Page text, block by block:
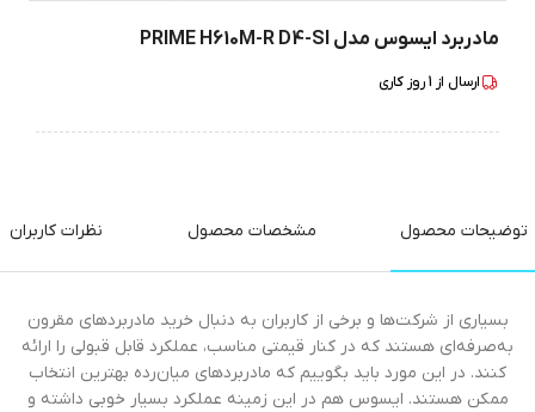
مادربرد ایسوس مدل PRIME H610M-R D4-SI
ارسال از 1روز کاری
توضیحات محصول مشخصات محصول نظرات کاربران
بسیاری از شرکت‌ها و برخی از کاربران به دنبال خرید مادربرد‌های مقرون
به‌صرفه‌ای هستند که در کنار قیمتی مناسب، عملکرد قابل قبولی را ارائه
کنند. در این مورد باید بگوییم که مادربرد‌های میان‌رده بهترین انتخاب
ممکن هستند. ایسوس هم در این زمینه عملکرد بسیار خوبی داشته و